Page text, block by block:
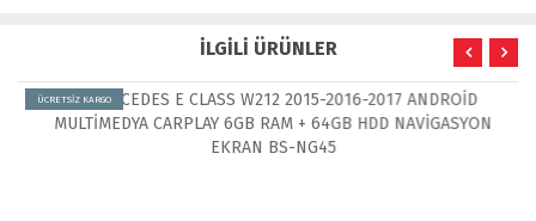
İLGİLİ ÜRÜNLER
ÜCRETSİZ KARGO